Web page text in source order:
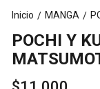
Inicio / MANGA /
POCHI Y